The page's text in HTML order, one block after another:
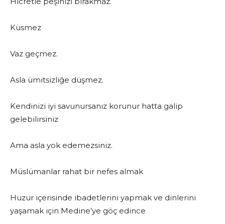
Küsmez
Vaz geçmez.
Asla ümitsizliğe düşmez.
Kendinizi iyi savunursanız korunur hatta galip
gelebilirsiniz
Ama asla yok edemezsiniz.
Müslümanlar rahat bir nefes almak
Huzur içerisinde ibadetlerini yapmak ve dinlerini
yaşamak için Medine’ye göç edince